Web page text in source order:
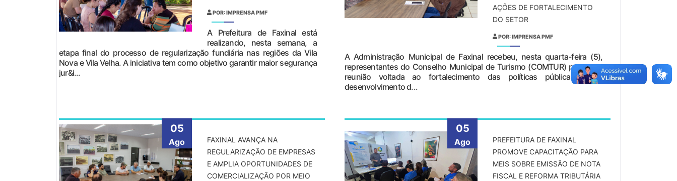
POR: IMPRENSA PMF
A Prefeitura de Faxinal está
realizando, nesta semana, a
etapa final do processo de regularização fundiária nas regiões da Vila
Nova e Vila Velha. A iniciativa tem como objetivo garantir maior segurança
jur&i...
AÇÕES DE FORTALECIMENTO
DO SETOR
POR: IMPRENSA PMF
A Administração Municipal de Faxinal recebeu, nesta quarta-feira (5),
representantes do Conselho Municipal de Turismo (COMTUR) para uma
reunião voltada ao fortalecimento das políticas públicas e ao
desenvolvimento d...
05
Ago
FAXINAL AVANÇA NA
REGULARIZAÇÃO DE EMPRESAS
E AMPLIA OPORTUNIDADES DE
COMERCIALIZAÇÃO POR MEIO
05
Ago
PREFEITURA DE FAXINAL
PROMOVE CAPACITAÇÃO PARA
MEIS SOBRE EMISSÃO DE NOTA
FISCAL E REFORMA TRIBUTÁRIA